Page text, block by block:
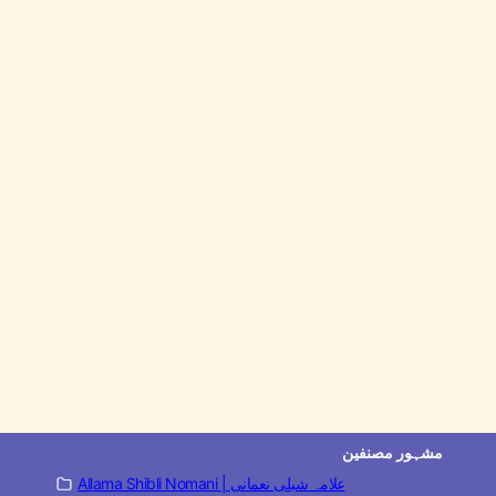
مشہور مصنفین
Allama Shibli Nomani | علامہ شبلی نعمانی